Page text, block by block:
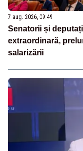
7 aug. 2026, 09:49
Senatorii și
extraordinară,
salarizării